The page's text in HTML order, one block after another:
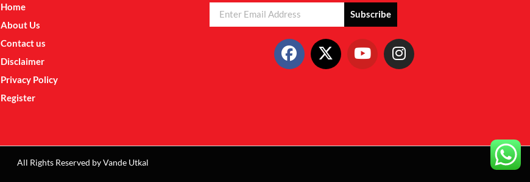
Home
About Us
Contact us
Disclaimer
Privacy Policy
Register
Subscribe
All Rights Reserved by Vande Utkal